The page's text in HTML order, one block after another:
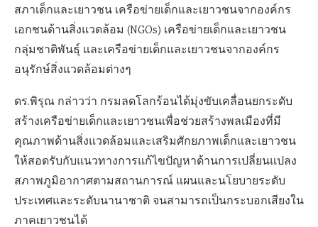
สภาเด็กและเยาวชน เครือข่ายเด็กและเยาวชนจากองค์กร
เอกชนด้านสิ่งแวดล้อม (NGOs) เครือข่ายเด็กและเยาวชน
กลุ่มชาติพันธุ์ และเครือข่ายเด็กและเยาวชนจากองค์กร
อนุรักษ์สิ่งแวดล้อมต่างๆ
ดร.พิรุณ กล่าวว่า กรมลดโลกร้อนได้มุ่งขับเคลื่อนยกระดับ
สร้างเครือข่ายเด็กและเยาวชนเพื่อช่วยสร้างพลเมืองที่มี
คุณภาพด้านสิ่งแวดล้อมและเสริมศักยภาพเด็กและเยาวชน
ให้สอดรับกับแนวทางการแก้ไขปัญหาด้านการเปลี่ยนแปลง
สภาพภูมิอากาศตามสถานการณ์ แผนและนโยบายระดับ
ประเทศและระดับนานาชาติ จนสามารถเป็นกระบอกเสียงใน
ภาคเยาวชนได้